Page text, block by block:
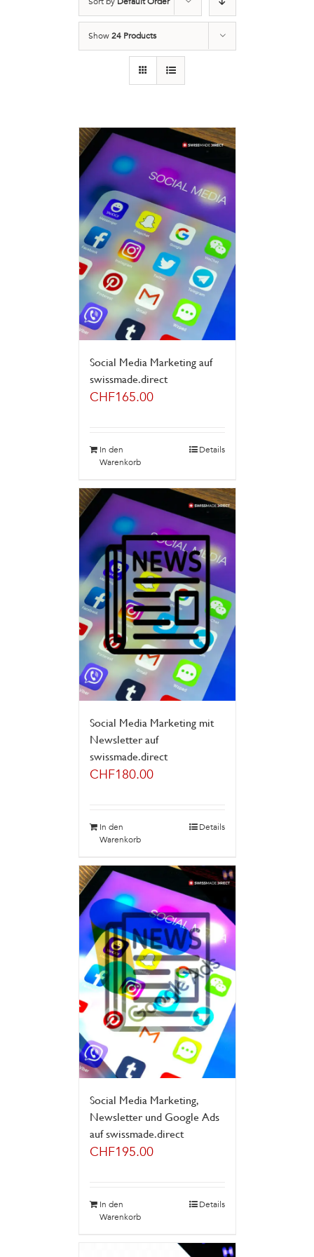
Show24 Products
Social Media Marketing auf
swissmade.direct
CHF165.00
In den
Warenkorb
Details
Social Media Marketing mit
Newsletter auf
swissmade.direct
CHF180.00
In den
Warenkorb
Details
Social Media Marketing,
Newsletter und Google Ads
auf swissmade.direct
CHF195.00
In den
Warenkorb
Details